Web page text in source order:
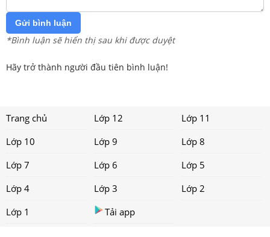
Gửi bình luận
*Bình luận sẽ hiển thị sau khi được duyệt
Hãy trở thành người đầu tiên bình luận!
Trang chủ Lớp 12
Lớp 11
Lớp 10
Lớp 9
Lớp 8
Lớp 7
Lớp 6
Lớp 5
Lớp 4
Lớp 3
Lớp 2
Lớp 1
Tải app